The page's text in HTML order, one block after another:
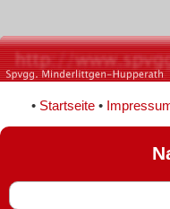
• Startseite •